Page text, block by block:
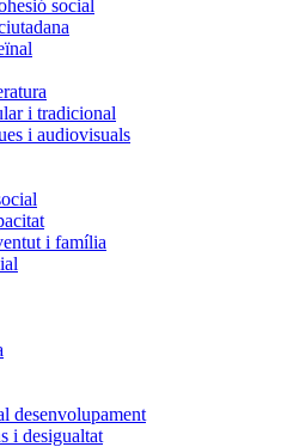
social
i tradicional
i audiovisuals
i família
desenvolupament
i desigualtat